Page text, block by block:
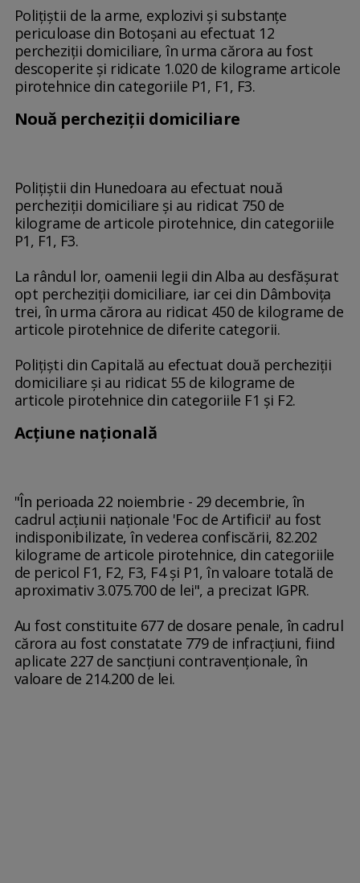
Poliţiştii de la arme, explozivi şi substanţe
periculoase din Botoşani au efectuat 12
percheziţii domiciliare, în urma cărora au fost
descoperite şi ridicate 1.020 de kilograme articole
pirotehnice din categoriile P1, F1, F3.
Nouă percheziţii domiciliare
Poliţiştii din Hunedoara au efectuat nouă
percheziţii domiciliare şi au ridicat 750 de
kilograme de articole pirotehnice, din categoriile
P1, F1, F3.
La rândul lor, oamenii legii din Alba au desfăşurat
opt percheziţii domiciliare, iar cei din Dâmboviţa
trei, în urma cărora au ridicat 450 de kilograme de
articole pirotehnice de diferite categorii.
Poliţişti din Capitală au efectuat două percheziţii
domiciliare şi au ridicat 55 de kilograme de
articole pirotehnice din categoriile F1 şi F2.
Acțiune națională
"În perioada 22 noiembrie - 29 decembrie, în
cadrul acţiunii naţionale 'Foc de Artificii' au fost
indisponibilizate, în vederea confiscării, 82.202
kilograme de articole pirotehnice, din categoriile
de pericol F1, F2, F3, F4 şi P1, în valoare totală de
aproximativ 3.075.700 de lei", a precizat IGPR.
Au fost constituite 677 de dosare penale, în cadrul
cărora au fost constatate 779 de infracţiuni, fiind
aplicate 227 de sancţiuni contravenţionale, în
valoare de 214.200 de lei.